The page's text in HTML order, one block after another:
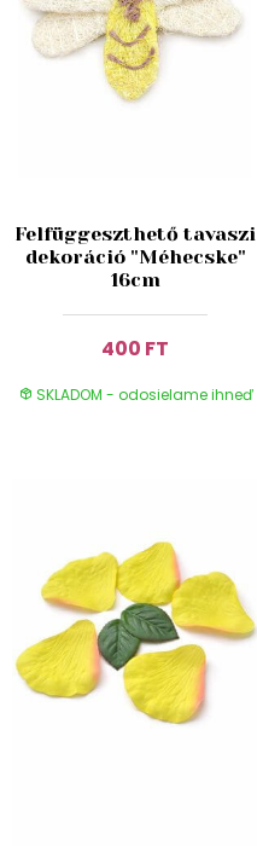
Felfüggeszthető tavaszi
dekoráció "Méhecske"
16cm
400 FT
SKLADOM - odosielame ihneď